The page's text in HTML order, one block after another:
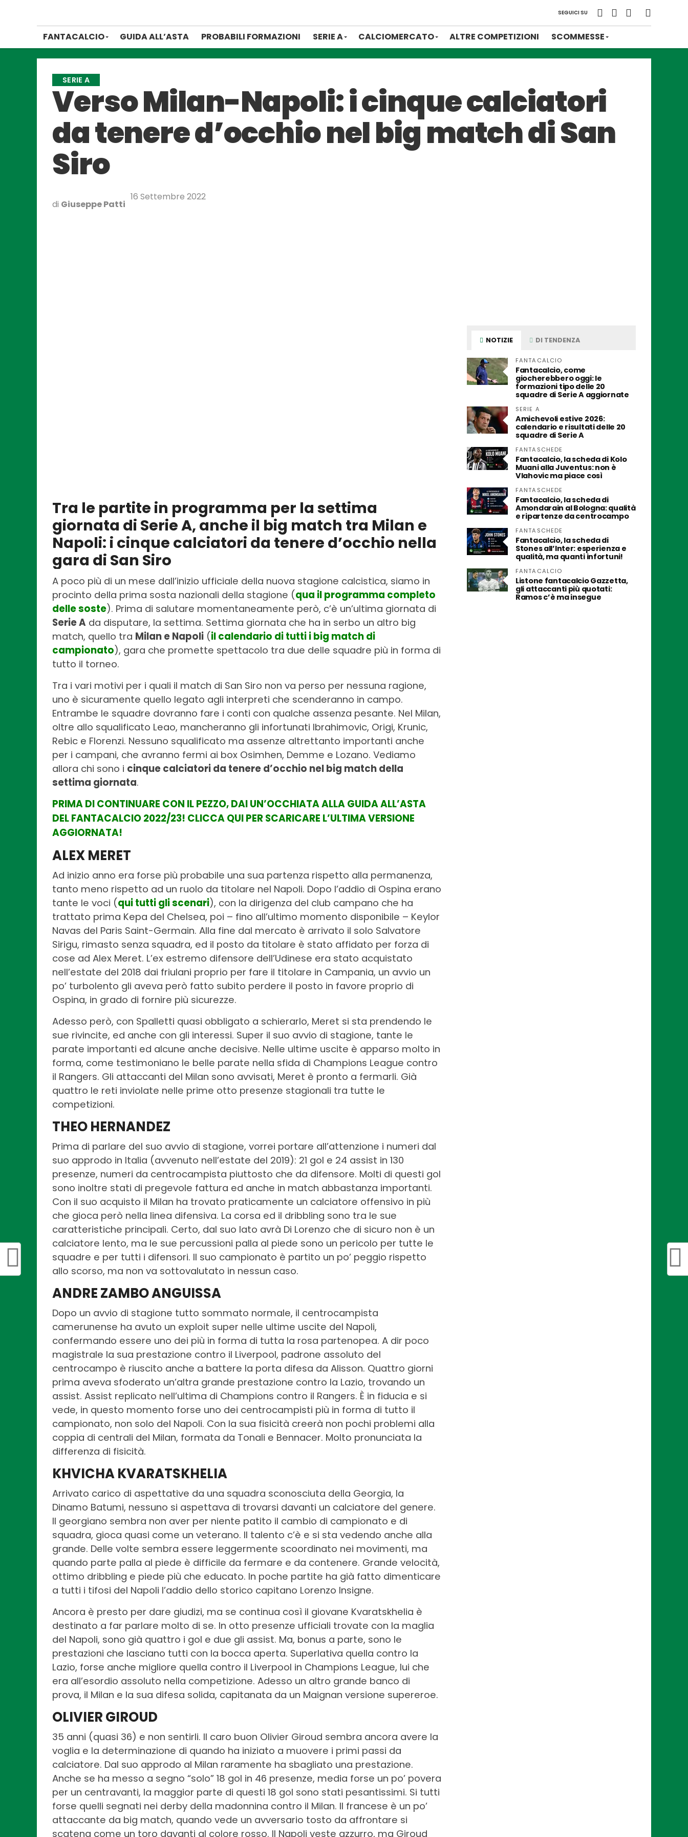
SEGUICI SU
FANTACALCIO GUIDA ALL’ASTA PROBABILI FORMAZIONI SERIE A CALCIOMERCATO ALTRE COMPETIZIONI SCOMMESSE
SERIE A
Verso Milan-Napoli: i cinque calciatori
da tenere d’occhio nel big match di San
Siro
di Giuseppe Patti
16 Settembre 2022
Tra le partite in programma per la settima
giornata di Serie A, anche il big match tra Milan e
Napoli: i cinque calciatori da tenere d’occhio nella
gara di San Siro
A poco più di un mese dall’inizio ufficiale della nuova stagione calcistica, siamo in
procinto della prima sosta nazionali della stagione (qua il programma completo
delle soste). Prima di salutare momentaneamente però, c’è un’ultima giornata di
Serie A da disputare, la settima. Settima giornata che ha in serbo un altro big
match, quello tra Milan e Napoli (il calendario di tutti i big match di
campionato), gara che promette spettacolo tra due delle squadre più in forma di
tutto il torneo.
Tra i vari motivi per i quali il match di San Siro non va perso per nessuna ragione,
uno è sicuramente quello legato agli interpreti che scenderanno in campo.
Entrambe le squadre dovranno fare i conti con qualche assenza pesante. Nel Milan,
oltre allo squalificato Leao, mancheranno gli infortunati Ibrahimovic, Origi, Krunic,
Rebic e Florenzi. Nessuno squalificato ma assenze altrettanto importanti anche
per i campani, che avranno fermi ai box Osimhen, Demme e Lozano. Vediamo
allora chi sono i cinque calciatori da tenere d’occhio nel big match della
settima giornata.
PRIMA DI CONTINUARE CON IL PEZZO, DAI UN’OCCHIATA ALLA GUIDA ALL’ASTA
DEL FANTACALCIO 2022/23! CLICCA QUI PER SCARICARE L’ULTIMA VERSIONE
AGGIORNATA!
ALEX MERET
Ad inizio anno era forse più probabile una sua partenza rispetto alla permanenza,
tanto meno rispetto ad un ruolo da titolare nel Napoli. Dopo l’addio di Ospina erano
tante le voci (qui tutti gli scenari), con la dirigenza del club campano che ha
trattato prima Kepa del Chelsea, poi – fino all’ultimo momento disponibile – Keylor
Navas del Paris Saint-Germain. Alla fine dal mercato è arrivato il solo Salvatore
Sirigu, rimasto senza squadra, ed il posto da titolare è stato affidato per forza di
cose ad Alex Meret. L’ex estremo difensore dell’Udinese era stato acquistato
nell’estate del 2018 dai friulani proprio per fare il titolare in Campania, un avvio un
po’ turbolento gli aveva però fatto subito perdere il posto in favore proprio di
Ospina, in grado di fornire più sicurezze.
Adesso però, con Spalletti quasi obbligato a schierarlo, Meret si sta prendendo le
sue rivincite, ed anche con gli interessi. Super il suo avvio di stagione, tante le
parate importanti ed alcune anche decisive. Nelle ultime uscite è apparso molto in
forma, come testimoniano le belle parate nella sfida di Champions League contro
il Rangers. Gli attaccanti del Milan sono avvisati, Meret è pronto a fermarli. Già
quattro le reti inviolate nelle prime otto presenze stagionali tra tutte le
competizioni.
THEO HERNANDEZ
Prima di parlare del suo avvio di stagione, vorrei portare all’attenzione i numeri dal
suo approdo in Italia (avvenuto nell’estate del 2019): 21 gol e 24 assist in 130
presenze, numeri da centrocampista piuttosto che da difensore. Molti di questi gol
sono inoltre stati di pregevole fattura ed anche in match abbastanza importanti.
Con il suo acquisto il Milan ha trovato praticamente un calciatore offensivo in più
che gioca però nella linea difensiva. La corsa ed il dribbling sono tra le sue
caratteristiche principali. Certo, dal suo lato avrà Di Lorenzo che di sicuro non è un
calciatore lento, ma le sue percussioni palla al piede sono un pericolo per tutte le
squadre e per tutti i difensori. Il suo campionato è partito un po’ peggio rispetto
allo scorso, ma non va sottovalutato in nessun caso.
ANDRE ZAMBO ANGUISSA
Dopo un avvio di stagione tutto sommato normale, il centrocampista
camerunense ha avuto un exploit super nelle ultime uscite del Napoli,
confermando essere uno dei più in forma di tutta la rosa partenopea. A dir poco
magistrale la sua prestazione contro il Liverpool, padrone assoluto del
centrocampo è riuscito anche a battere la porta difesa da Alisson. Quattro giorni
prima aveva sfoderato un’altra grande prestazione contro la Lazio, trovando un
assist. Assist replicato nell’ultima di Champions contro il Rangers. È in fiducia e si
vede, in questo momento forse uno dei centrocampisti più in forma di tutto il
campionato, non solo del Napoli. Con la sua fisicità creerà non pochi problemi alla
coppia di centrali del Milan, formata da Tonali e Bennacer. Molto pronunciata la
differenza di fisicità.
KHVICHA KVARATSKHELIA
Arrivato carico di aspettative da una squadra sconosciuta della Georgia, la
Dinamo Batumi, nessuno si aspettava di trovarsi davanti un calciatore del genere.
Il georgiano sembra non aver per niente patito il cambio di campionato e di
squadra, gioca quasi come un veterano. Il talento c’è e si sta vedendo anche alla
grande. Delle volte sembra essere leggermente scoordinato nei movimenti, ma
quando parte palla al piede è difficile da fermare e da contenere. Grande velocità,
ottimo dribbling e piede più che educato. In poche partite ha già fatto dimenticare
a tutti i tifosi del Napoli l’addio dello storico capitano Lorenzo Insigne.
Ancora è presto per dare giudizi, ma se continua così il giovane Kvaratskhelia è
destinato a far parlare molto di se. In otto presenze ufficiali trovate con la maglia
del Napoli, sono già quattro i gol e due gli assist. Ma, bonus a parte, sono le
prestazioni che lasciano tutti con la bocca aperta. Superlativa quella contro la
Lazio, forse anche migliore quella contro il Liverpool in Champions League, lui che
era all’esordio assoluto nella competizione. Adesso un altro grande banco di
prova, il Milan e la sua difesa solida, capitanata da un Maignan versione supereroe.
OLIVIER GIROUD
35 anni (quasi 36) e non sentirli. Il caro buon Olivier Giroud sembra ancora avere la
voglia e la determinazione di quando ha iniziato a muovere i primi passi da
calciatore. Dal suo approdo al Milan raramente ha sbagliato una prestazione.
Anche se ha messo a segno “solo” 18 gol in 46 presenze, media forse un po’ povera
per un centravanti, la maggior parte di questi 18 gol sono stati pesantissimi. Si tutti
forse quelli segnati nei derby della madonnina contro il Milan. Il francese è un po’
attaccante da big match, quando vede un avversario tosto da affrontare si
scatena come un toro davanti al colore rosso. Il Napoli veste azzurro, ma Giroud
NOTIZIE DI TENDENZA
FANTACALCIO
Fantacalcio, come
giocherebbero oggi: le
formazioni tipo delle 20
squadre di Serie A aggiornate
SERIE A
Amichevoli estive 2026:
calendario e risultati delle 20
squadre di Serie A
FANTASCHEDE
Fantacalcio, la scheda di Kolo
Muani alla Juventus: non è
Vlahovic ma piace così
FANTASCHEDE
Fantacalcio, la scheda di
Amondarain al Bologna: qualità
e ripartenze da centrocampo
FANTASCHEDE
Fantacalcio, la scheda di
Stones all’Inter: esperienza e
qualità, ma quanti infortuni!
FANTACALCIO
Listone fantacalcio Gazzetta,
gli attaccanti più quotati:
Ramos c’è ma insegue